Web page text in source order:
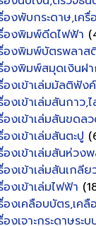
องพับกระดาษ,เค
องพิมพ์ดีดไฟฟ้า
องพิมพ์บัตรพลาส
องพิมพ์สมุดเงินฝ
องเข้าเล่มมัลติฟัง
องเข้าเล่มสันกาว,
องเข้าเล่มสันขดล
องเข้าเล่มสันตะปู
องเข้าเล่มสันห่วง
องเข้าเล่มสันเกลีย
องเข้าเล่มไฟฟ้า
องเคลือบบัตร,เค
องเจาะกระดาษระ